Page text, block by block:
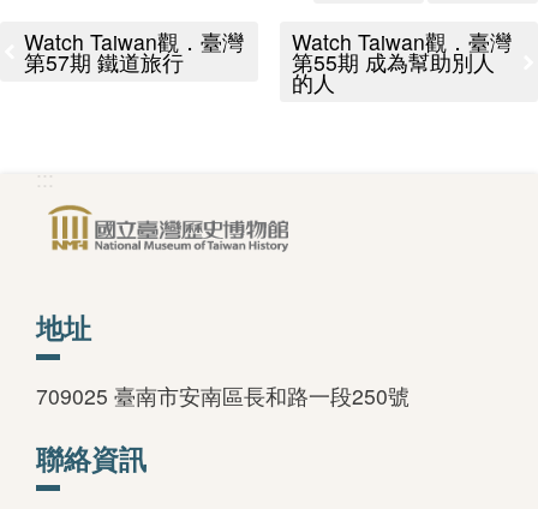
Watch Taiwan觀．臺灣
第57期 鐵道旅行
Watch Taiwan觀．臺灣
第55期 成為幫助別人
的人
:::
地址
709025 臺南市安南區長和路一段250號
聯絡資訊